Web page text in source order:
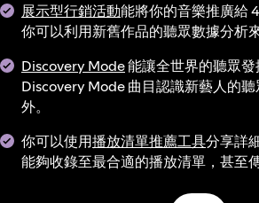
展示型行銷活動能將你的音樂推廣給
你可以利用新舊作品的聽眾數據分析
Discovery Mode能讓全世界的聽眾
Discovery Mode 曲目認識新藝人的
外。
你可以使用播放清單推薦工具分享詳
能夠收錄至最合適的播放清單，甚至